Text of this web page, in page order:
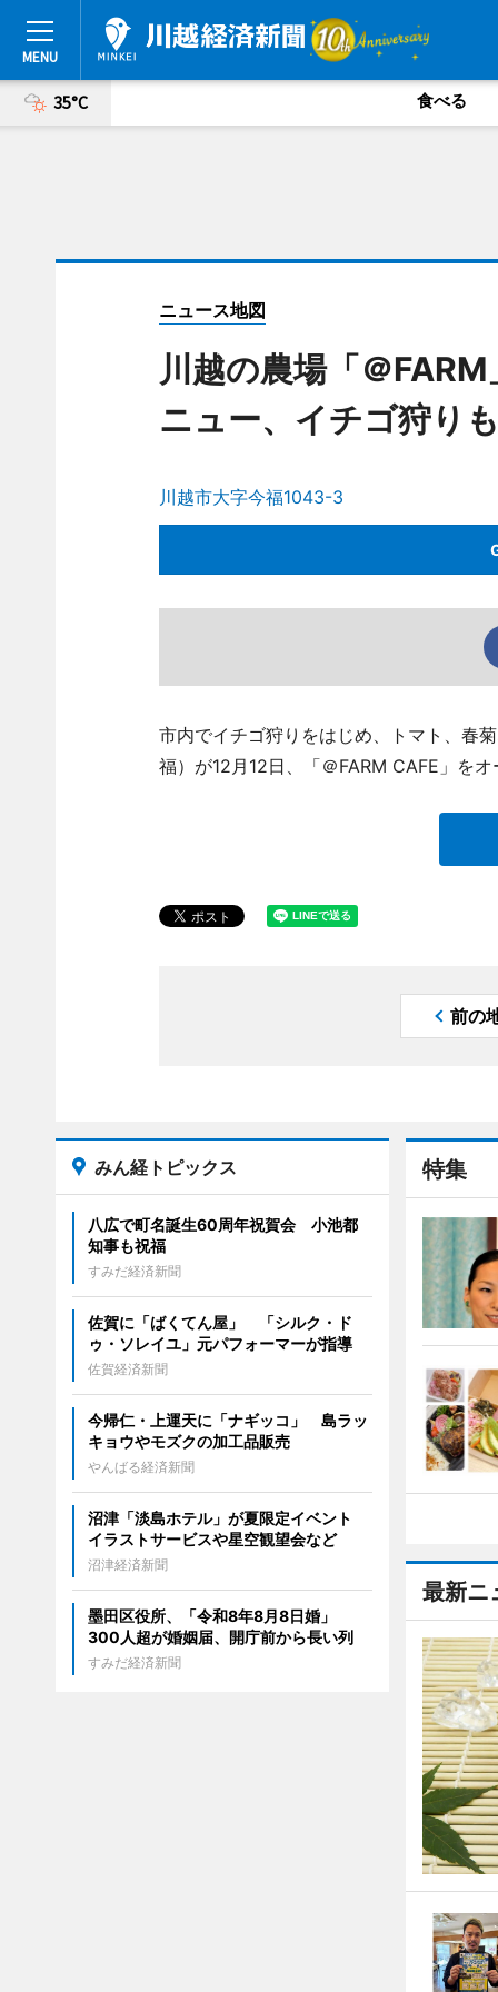
35°C 食べる
ニュース地図
川越の農場「＠
ニュー、イチゴ狩り
川越市大字今福1043-3
市内でイチゴ狩りをはじめ、トマト、春
福）が12月12日、「＠FARM CAFE」を
前の
特集
最新ニ
みん経トピックス
八広で町名誕生60周年祝賀会 小池都
知事も祝福
すみだ経済新聞
佐賀に「ばくてん屋」 「シルク・ド
ゥ・ソレイユ」元パフォーマーが指導
佐賀経済新聞
今帰仁・上運天に「ナギッコ」 島ラッ
キョウやモズクの加工品販売
やんばる経済新聞
沼津「淡島ホテル」が夏限定イベント
イラストサービスや星空観望会など
沼津経済新聞
墨田区役所、「令和8年8月8日婚」
300人超が婚姻届、開庁前から長い列
すみだ経済新聞